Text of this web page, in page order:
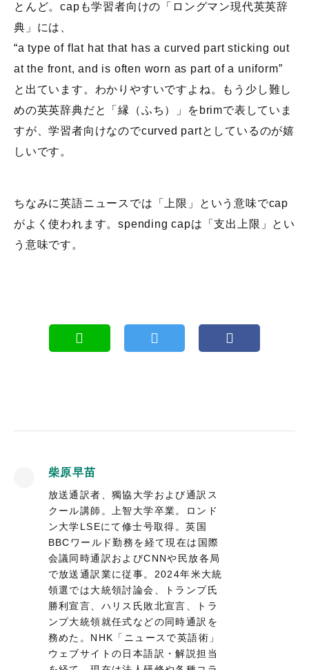
とんど。capも学習者向けの「ロングマン現代英英辞
典」には、
“a type of flat hat that has a curved part sticking out
at the front, and is often worn as part of a uniform”
と出ています。わかりやすいですよね。もう少し難し
めの英英辞典だと「縁（ふち）」をbrimで表していま
すが、学習者向けなのでcurved partとしているのが嬉
しいです。
ちなみに英語ニュースでは「上限」という意味でcap
がよく使われます。spending capは「支出上限」とい
う意味です。
柴原早苗
放送通訳者、獨協大学および通訳ス
クール講師。上智大学卒業。ロンド
ン大学LSEにて修士号取得。英国
BBCワールド勤務を経て現在は国際
会議同時通訳およびCNNや民放各局
で放送通訳業に従事。2024年米大統
領選では大統領討論会、トランプ氏
勝利宣言、ハリス氏敗北宣言、トラ
ンプ大統領就任式などの同時通訳を
務めた。NHK「ニュースで英語術」
ウェブサイトの日本語訳・解説担当